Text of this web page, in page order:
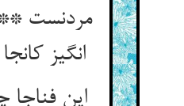
مردنست
انگیز
این